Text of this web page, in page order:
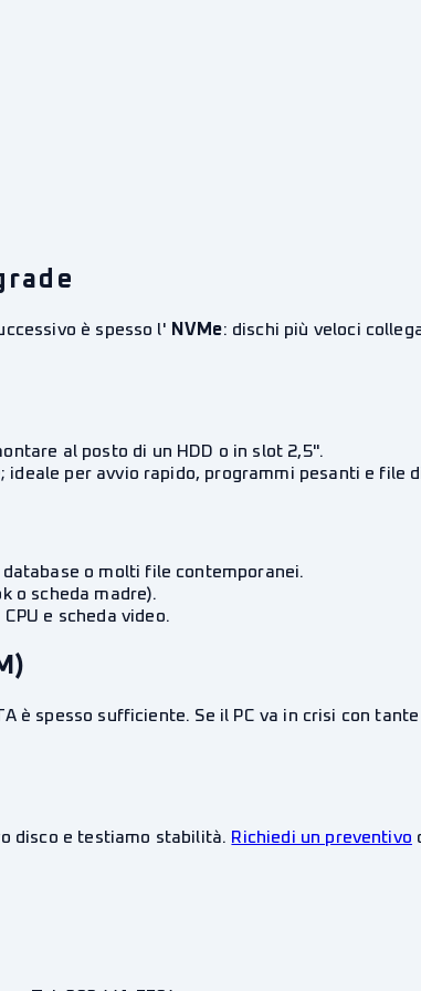
è spesso l' NVMe: dischi più veloci
al posto di un HDD o in slot 2,5".
per avvio rapido, programmi pesanti e file
database o molti file contemporanei.
o scheda madre).
e scheda video.
è spesso sufficiente. Se il PC va in crisi con
disco e testiamo stabilità. Richiedi un preventivo